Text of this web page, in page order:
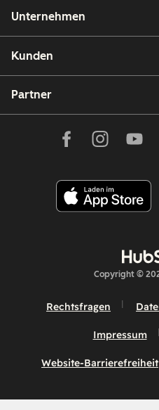
Unternehmen
Kunden
Partner
Copyright ©
Rechtsfragen
Impressum
Website-Barrierefreiheit